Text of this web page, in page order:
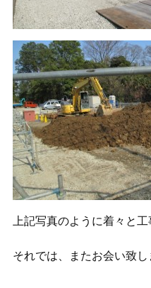
上記写真のように着々と
それでは、またお会い致し